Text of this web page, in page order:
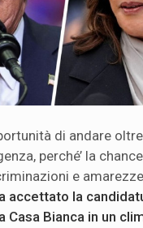
di andare
perché’ la
e
accettato la
Casa Bianca in un